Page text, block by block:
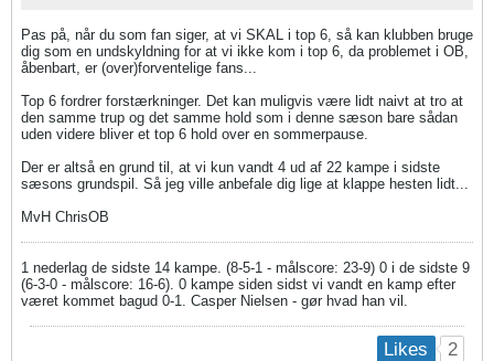
Pas på, når du som fan siger, at vi SKAL i top 6, så kan klubben bruge
dig som en undskyldning for at vi ikke kom i top 6, da problemet i OB,
åbenbart, er (over)forventelige fans...
Top 6 fordrer forstærkninger. Det kan muligvis være lidt naivt at tro at
den samme trup og det samme hold som i denne sæson bare sådan
uden videre bliver et top 6 hold over en sommerpause.
Der er altså en grund til, at vi kun vandt 4 ud af 22 kampe i sidste
sæsons grundspil. Så jeg ville anbefale dig lige at klappe hesten lidt...
MvH ChrisOB
1 nederlag de sidste 14 kampe. (8-5-1 - målscore: 23-9) 0 i de sidste 9
(6-3-0 - målscore: 16-6). 0 kampe siden sidst vi vandt en kamp efter
været kommet bagud 0-1. Casper Nielsen - gør hvad han vil.
Likes 2